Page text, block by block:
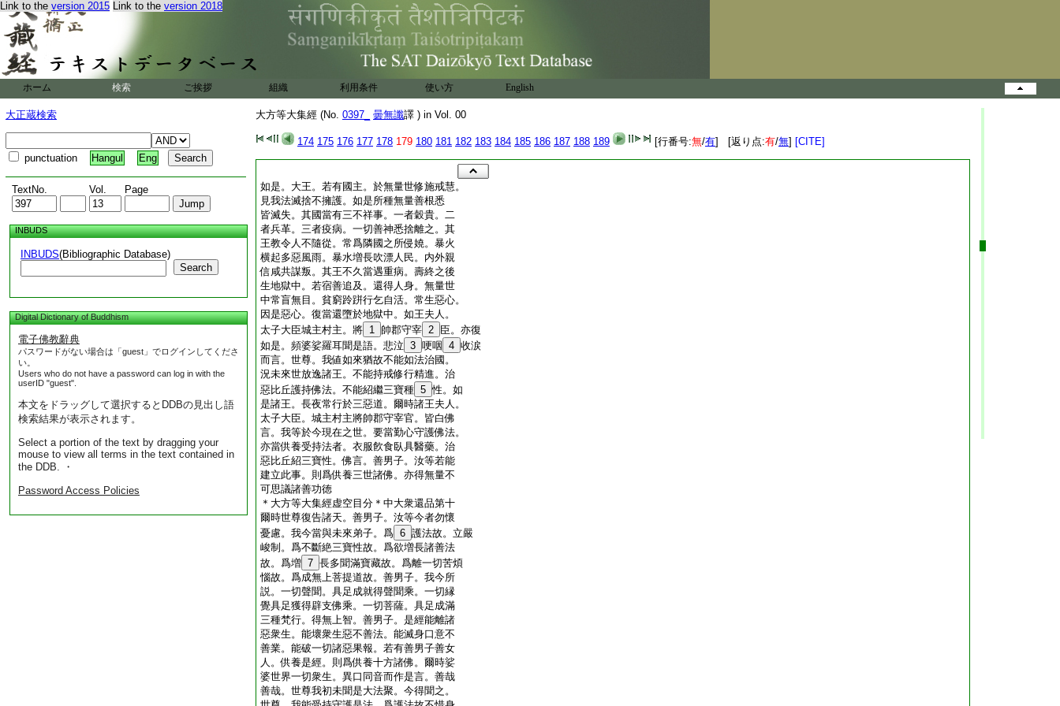
Link to the version 2015 Link to the version 2018
ホーム 検索 ご挨拶 組織 利用条件 使い方 English
大正蔵検索
punctuation Hangul Eng
TextNo. Vol. Page
INBUDS
INBUDS(Bibliographic Database)
Search
Digital Dictionary of Buddhism
電子佛教辭典
パスワードがない場合は「guest」でログインしてくださ
い。
Users who do not have a password can log in with the
userID "guest".
本文をドラッグして選択するとDDBの見出し語
検索結果が表示されます。
Select a portion of the text by dragging your
mouse to view all terms in the text contained in
the DDB. ・
Password Access Policies
大方等大集經 (No. 0397_ 曇無讖譯 ) in Vol. 00
174 175 176 177 178 179 180 181 182 183 184 185 186 187 188 189 [行番号:無/有] [返り点:有/無] [CITE]
如是。大王。若有國主。於無量世修施戒慧。
見我法滅捨不擁護。如是所種無量善根悉
皆滅失。其國當有三不祥事。一者穀貴。二
者兵革。三者疫病。一切善神悉捨離之。其
王教令人不隨從。常爲隣國之所侵嬈。暴火
横起多惡風雨。暴水増長吹漂人民。内外親
信咸共謀叛。其王不久當遇重病。壽終之後
生地獄中。若宿善追及。還得人身。無量世
中常盲無目。貧窮跉跰行乞自活。常生惡心。
因是惡心。復當還墮於地獄中。如王夫人。
太子大臣城主村主。將 1 帥郡守宰 2
臣。亦復
如是。頻婆娑羅耳聞是語。悲泣 3 哽咽 4 收涙
而言。世尊。我値如來猶故不能如法治國。
況未來世放逸諸王。不能持戒修行精進。治
惡比丘護持佛法。不能紹繼三寶種 5 性。如
是諸王。長夜常行於三惡道。爾時諸王夫人。
太子大臣。城主村主將帥郡守宰官。皆白佛
言。我等於今現在之世。要當勤心守護佛法。
亦當供養受持法者。衣服飮食臥具醫藥。治
惡比丘紹三寶性。佛言。善男子。汝等若能
建立此事。則爲供養三世諸佛。亦得無量不
可思議諸善功徳
＊大方等大集經虚空目分＊中大衆還品第十
爾時世尊復告諸天。善男子。汝等今者勿懷
憂慮。我今當與未來弟子。爲 6 護法故。立嚴
峻制。爲不斷絶三寶性故。爲欲増長諸善法
故。爲増 7 長多聞滿寶藏故。爲離一切苦煩
惱故。爲成無上菩提道故。善男子。我今所
説。一切聲聞。具足成就得聲聞乘。一切縁
覺具足獲得辟支佛乘。一切菩薩。具足成滿
三種梵行。得無上智。善男子。是經能離諸
惡衆生。能壞衆生惡不善法。能滅身口意不
善業。能破一切諸惡果報。若有善男子善女
人。供養是經。則爲供養十方諸佛。爾時娑
婆世界一切衆生。異口同音而作是言。善哉
善哉。世尊我初未聞是大法聚。今得聞之。